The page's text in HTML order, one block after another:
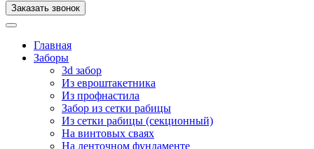
Заказать звонок
Главная
Заборы
3d забор
Из евроштакетника
Из профнастила
Забор из сетки рабицы
Из сетки рабицы (секционный)
На винтовых сваях
На ленточном фундаменте